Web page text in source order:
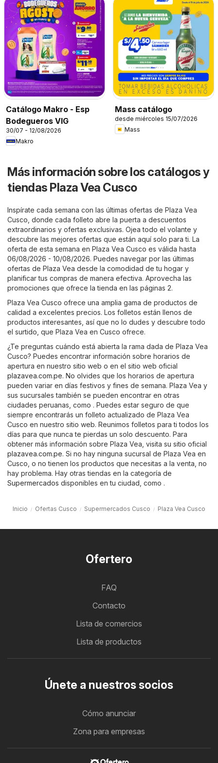
Catálogo Makro - Esp
Bodegueros VIG
30/07 - 12/08/2026
Makro
Mass catálogo
desde miércoles 15/07/2026
Mass
Más información sobre los catálogos y
tiendas Plaza Vea Cusco
Inspírate cada semana con las últimas ofertas de Plaza Vea
Cusco, donde cada folleto abre la puerta a descuentos
extraordinarios y ofertas exclusivas. Ojea todo el volante y
descubre las mejores ofertas que están aquí solo para ti. La
oferta de esta semana en Plaza Vea Cusco es válida hasta
06/08/2026 - 10/08/2026. Puedes navegar por las últimas
ofertas de Plaza Vea desde la comodidad de tu hogar y
planificar tus compras de manera efectiva. Aprovecha las
promociones que ofrece la tienda en las páginas 2.
Plaza Vea Cusco ofrece una amplia gama de productos de
calidad a excelentes precios. Los folletos están llenos de
productos interesantes, así que no lo dudes y descubre todo
el surtido, que Plaza Vea en Cusco ofrece.
¿Te preguntas cuándo está abierta la rama dada de Plaza Vea
Cusco? Puedes encontrar información sobre horarios de
apertura en nuestro sitio web o en el sitio web oficial
plazavea.com.pe. No olvides que los horarios de apertura
pueden variar en días festivos y fines de semana. Plaza Vea y
sus sucursales también se pueden encontrar en otras
ciudades peruanas, como . Puedes estar seguro de que
siempre encontrarás un folleto actualizado de Plaza Vea
Cusco en nuestro sitio web. Reunimos folletos para ti todos los
días para que nunca te pierdas un solo descuento. Para
obtener más información sobre Plaza Vea, visita su sitio oficial
plazavea.com.pe. Si no hay ninguna sucursal de Plaza Vea en
Cusco, o no tienen los productos que necesitas a la venta, no
hay problema. Hay otras tiendas en la categoría de
Supermercados disponibles en tu ciudad, como .
Inicio Ofertas Cusco Supermercados Cusco Plaza Vea Cusco
Ofertero
FAQ
Contacto
Lista de comercios
Lista de productos
Únete a nuestros socios
Cómo anunciar
Zona para empresas